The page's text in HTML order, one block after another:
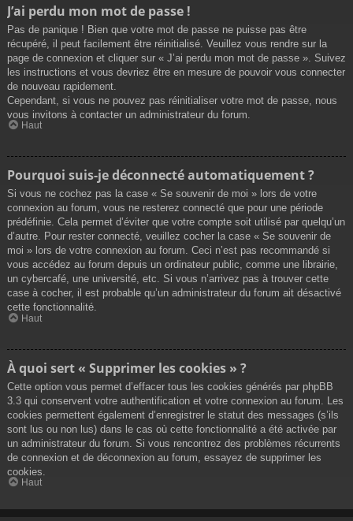
J’ai perdu mon mot de passe !
Pas de panique ! Bien que votre mot de passe ne puisse pas être
récupéré, il peut facilement être réinitialisé. Veuillez vous rendre sur la
page de connexion et cliquer sur « J’ai perdu mon mot de passe ». Suivez
les instructions et vous devriez être en mesure de pouvoir vous connecter
de nouveau rapidement.
Cependant, si vous ne pouvez pas réinitialiser votre mot de passe, nous
vous invitons à contacter un administrateur du forum.
Haut
Pourquoi suis-je déconnecté automatiquement ?
Si vous ne cochez pas la case « Se souvenir de moi » lors de votre
connexion au forum, vous ne resterez connecté que pour une période
prédéfinie. Cela permet d’éviter que votre compte soit utilisé par quelqu’un
d’autre. Pour rester connecté, veuillez cocher la case « Se souvenir de
moi » lors de votre connexion au forum. Ceci n’est pas recommandé si
vous accédez au forum depuis un ordinateur public, comme une librairie,
un cybercafé, une université, etc. Si vous n’arrivez pas à trouver cette
case à cocher, il est probable qu’un administrateur du forum ait désactivé
cette fonctionnalité.
Haut
À quoi sert « Supprimer les cookies » ?
Cette option vous permet d’effacer tous les cookies générés par phpBB
3.3 qui conservent votre authentification et votre connexion au forum. Les
cookies permettent également d’enregistrer le statut des messages (s’ils
sont lus ou non lus) dans le cas où cette fonctionnalité a été activée par
un administrateur du forum. Si vous rencontrez des problèmes récurrents
de connexion et de déconnexion au forum, essayez de supprimer les
cookies.
Haut